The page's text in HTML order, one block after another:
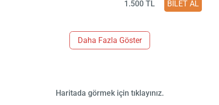
1.500 TL BİLET AL
Daha Fazla Göster
Haritada görmek için tıklayınız.